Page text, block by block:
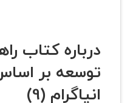
دربارهکتاب
توسعه بر
انیاگرام (9)